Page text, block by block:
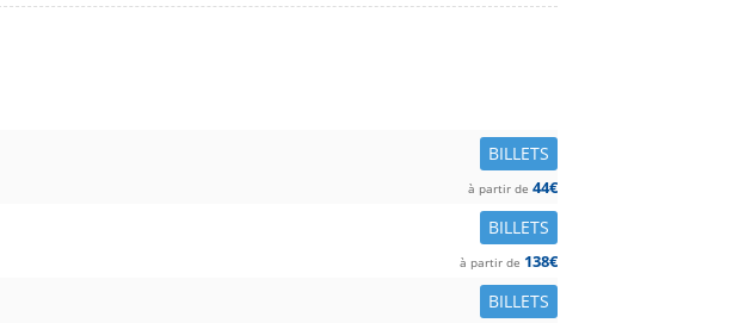
BILLETS
à partir de 44€
BILLETS
à partir de 138€
BILLETS